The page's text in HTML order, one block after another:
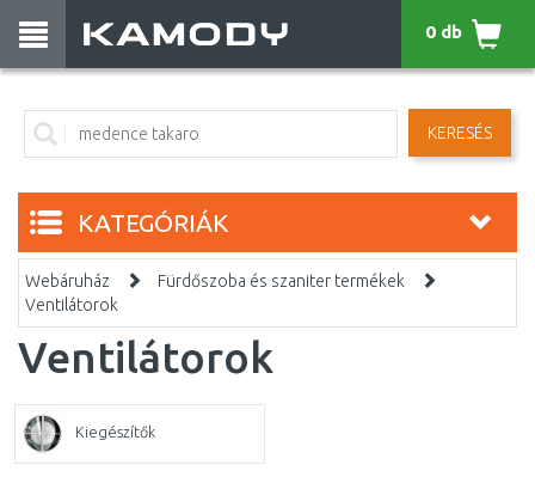
KERESÉS
0 db
KATEGÓRIÁK
Webáruház
Fürdőszoba és szaniter termékek
Ventilátorok
Ventilátorok
Kiegészítők